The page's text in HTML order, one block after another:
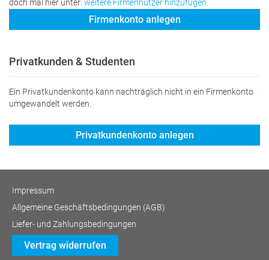
doch mal hier unter: weitere Firmennutzer hinzufügen.
Firmenkonto anlegen
Privatkunden & Studenten
Ein Privatkundenkonto kann nachträglich nicht in ein Firmenkonto
umgewandelt werden.
Privatkundenkonto anlegen
Impressum
Allgemeine Geschäftsbedingungen (AGB)
Liefer- und Zahlungsbedingungen
Vertrag widerrufen